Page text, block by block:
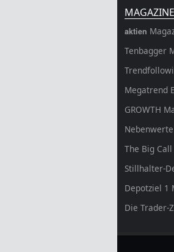
MAGAZINE
aktien
Tenbagger
Megatrend
GROWTH
The Big Call
Stillhalter-
Depotziel 1
Die Trader-